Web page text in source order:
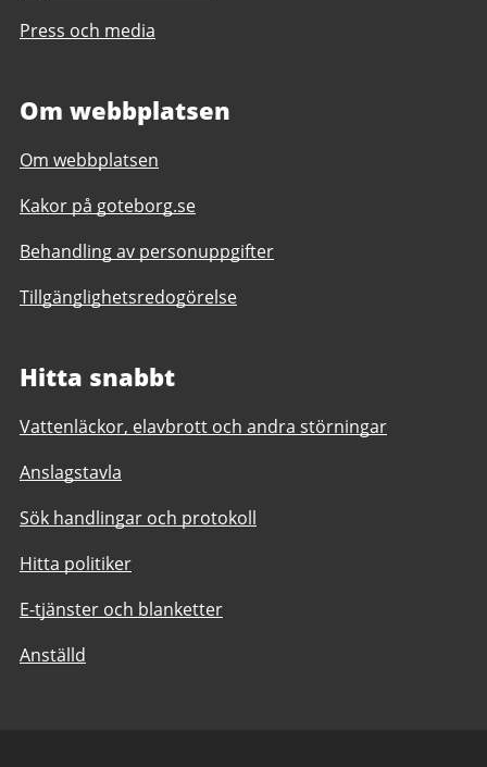
Press och media
Om webbplatsen
Om webbplatsen
Kakor på goteborg.se
Behandling av personuppgifter
Tillgänglighetsredogörelse
Hitta snabbt
Vattenläckor, elavbrott och andra störningar
Anslagstavla
Sök handlingar och protokoll
Hitta politiker
E-tjänster och blanketter
Anställd